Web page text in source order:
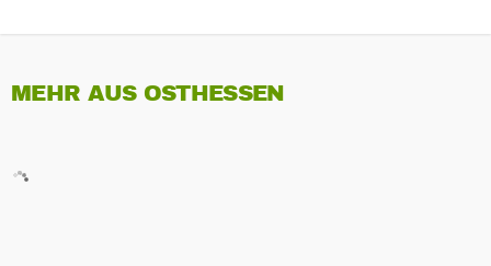
MEHR AUS OSTHESSEN